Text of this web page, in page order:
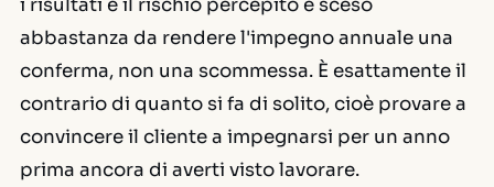
i risultati e il rischio percepito è sceso
abbastanza da rendere l'impegno annuale una
conferma, non una scommessa. È esattamente il
contrario di quanto si fa di solito, cioè provare a
convincere il cliente a impegnarsi per un anno
prima ancora di averti visto lavorare.